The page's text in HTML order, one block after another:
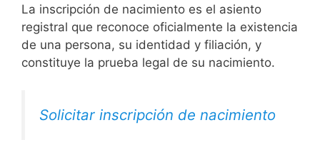
La inscripción de nacimiento es el asiento
registral que reconoce oficialmente la existencia
de una persona, su identidad y filiación, y
constituye la prueba legal de su nacimiento.
Solicitar inscripción de nacimiento